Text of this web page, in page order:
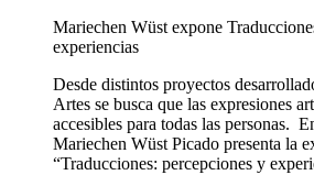
Mariechen Wüst expone
experiencias
Desde distintos proyectos
Artes se busca que las expresiones
accesibles para todas las personas.
Mariechen Wüst Picado presenta la
“Traducciones: percepciones y